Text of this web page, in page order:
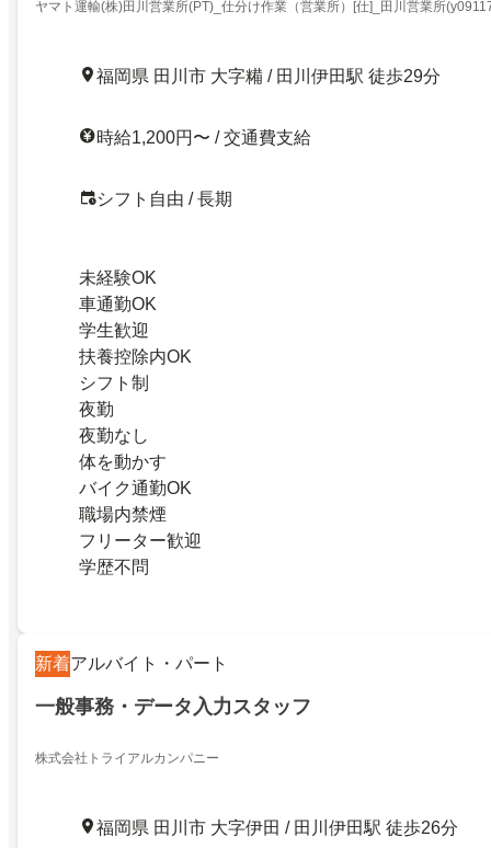
ヤマト運輸(株)田川営業所(PT)_仕分け作業（営業所）[仕]_田川営業所
福岡県 田川市 大字糒 / 田川伊田駅 徒歩29分
時給1,200円〜 / 交通費支給
シフト自由 / 長期
未経験OK
車通勤OK
学生歓迎
扶養控除内OK
シフト制
夜勤
夜勤なし
体を動かす
バイク通勤OK
職場内禁煙
フリーター歓迎
学歴不問
新着アルバイト・パート
一般事務・データ入力スタッフ
株式会社トライアルカンパニー
福岡県 田川市 大字伊田 / 田川伊田駅 徒歩26分